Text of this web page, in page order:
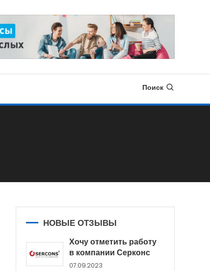
Поиск
НОВЫЕ ОТЗЫВЫ
Хочу отметить работу
в компании Серконс
07.09.2023